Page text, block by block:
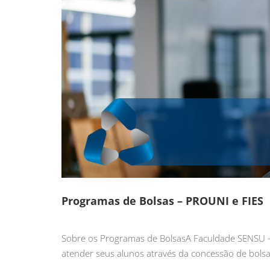
Programas de Bolsas – PROUNI e FIES
Sobre os Programas de BolsasA Faculdade
atender seus alunos através da concessão de